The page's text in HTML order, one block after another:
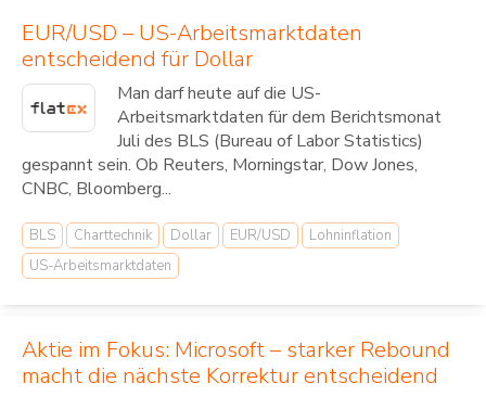
EUR/USD – US-Arbeitsmarktdaten
entscheidend für Dollar
Man darf heute auf die US-
Arbeitsmarktdaten für dem Berichtsmonat
Juli des BLS (Bureau of Labor Statistics)
gespannt sein. Ob Reuters, Morningstar, Dow Jones,
CNBC, Bloomberg...
BLS Charttechnik Dollar EUR/USD
Lohninflation
US-Arbeitsmarktdaten
Aktie im Fokus: Microsoft – starker Rebound
macht die nächste Korrektur entscheidend